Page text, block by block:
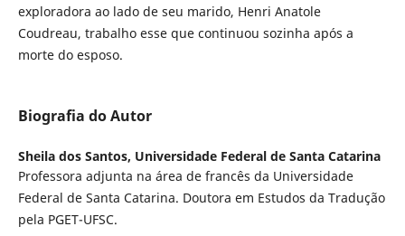
exploradora ao lado de seu marido, Henri Anatole
Coudreau, trabalho esse que continuou sozinha após a
morte do esposo.
Biografia do Autor
Sheila dos Santos, Universidade Federal de Santa Catarina
Professora adjunta na área de francês da Universidade
Federal de Santa Catarina. Doutora em Estudos da Tradução
pela PGET-UFSC.